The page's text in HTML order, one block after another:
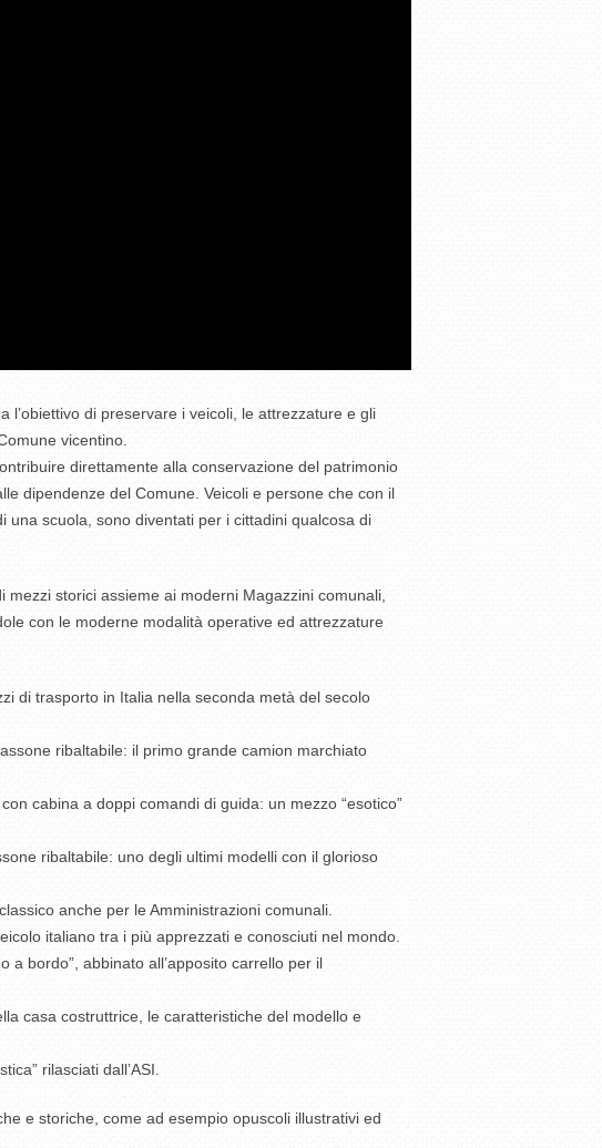
l’obiettivo di preservare i veicoli, le attrezzature e gli
vicentino.
direttamente alla conservazione del patrimonio
dipendenze del Comune. Veicoli e persone che con il
una scuola, sono diventati per i cittadini qualcosa di
storici assieme ai moderni Magazzini comunali,
con le moderne modalità operative ed attrezzature
di trasporto in Italia nella seconda metà del secolo
ribaltabile: il primo grande camion marchiato
cabina a doppi comandi di guida: un mezzo “esotico”
ribaltabile: uno degli ultimi modelli con il glorioso
anche per le Amministrazioni comunali.
italiano tra i più apprezzati e conosciuti nel mondo.
bordo”, abbinato all’apposito carrello per il
casa costruttrice, le caratteristiche del modello e
rilasciati dall’ASI.
e storiche, come ad esempio opuscoli illustrativi ed